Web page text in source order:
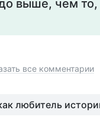
выше, чем то,
все комментарии
любитель